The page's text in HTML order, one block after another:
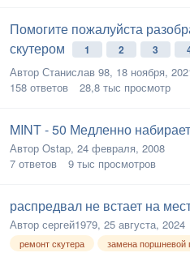
Помогите пожалуйста
скутером
1 2 3
Автор Станислав 98, 18 ноября,
158 ответов 28,8 тыс просмотр
MINT - 50 Медленно
Автор Ostap, 24 февраля, 2008
7 ответов 9 тыс просмотров
распредвал не встает на
Автор сергей1979, 25 августа, 2024
ремонт скутера замена поршневой